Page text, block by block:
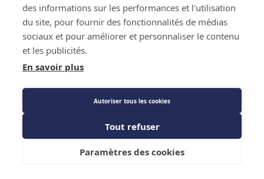
Prix public
77,15 €TTC/SACHET
Les Plus produit
Caractéristiques techniques
Ajouter au panier
des informations sur les performances et l'utilisation
du site, pour fournir des fonctionnalités de médias
sociaux et pour améliorer et personnaliser le contenu
et les publicités.
En savoir plus
Autoriser tous les cookies
Tout refuser
Paramètres des cookies